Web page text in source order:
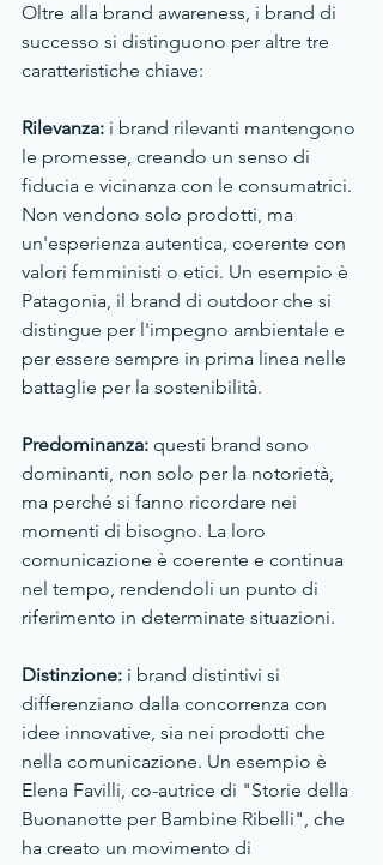
Oltre alla brand awareness, i brand di
successo si distinguono per altre tre
caratteristiche chiave:
Rilevanza: i brand rilevanti mantengono
le promesse, creando un senso di
fiducia e vicinanza con le consumatrici.
Non vendono solo prodotti, ma
un'esperienza autentica, coerente con
valori femministi o etici. Un esempio è
Patagonia, il brand di outdoor che si
distingue per l'impegno ambientale e
per essere sempre in prima linea nelle
battaglie per la sostenibilità.
Predominanza: questi brand sono
dominanti, non solo per la notorietà,
ma perché si fanno ricordare nei
momenti di bisogno. La loro
comunicazione è coerente e continua
nel tempo, rendendoli un punto di
riferimento in determinate situazioni.
Distinzione: i brand distintivi si
differenziano dalla concorrenza con
idee innovative, sia nei prodotti che
nella comunicazione. Un esempio è
Elena Favilli, co-autrice di "Storie della
Buonanotte per Bambine Ribelli", che
ha creato un movimento di